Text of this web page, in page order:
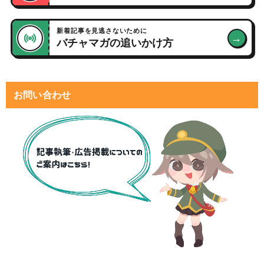
新着記事を見逃さないために
バチャマガの追いかけ方 →
お問い合わせ